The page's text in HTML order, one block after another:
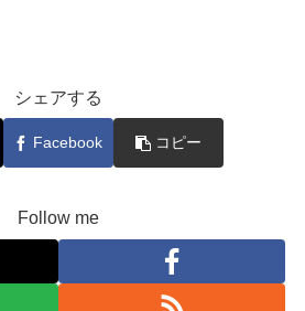
シェアする
Facebook コピー
Follow me